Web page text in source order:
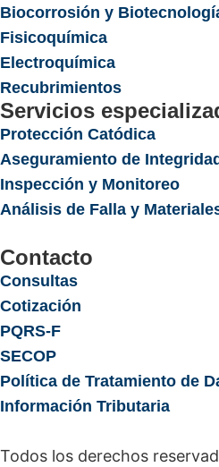
Biocorrosión y
Fisicoquímica
Electroquímica
Recubrimientos
Servicios
Protección Catódica
Aseguramiento de Integridad
Inspección y Monitoreo
Análisis de Falla y
Contacto
Consultas
Cotización
PQRS-F
SECOP
Política de Tratamiento de
Información Tributaria
Todos los derechos